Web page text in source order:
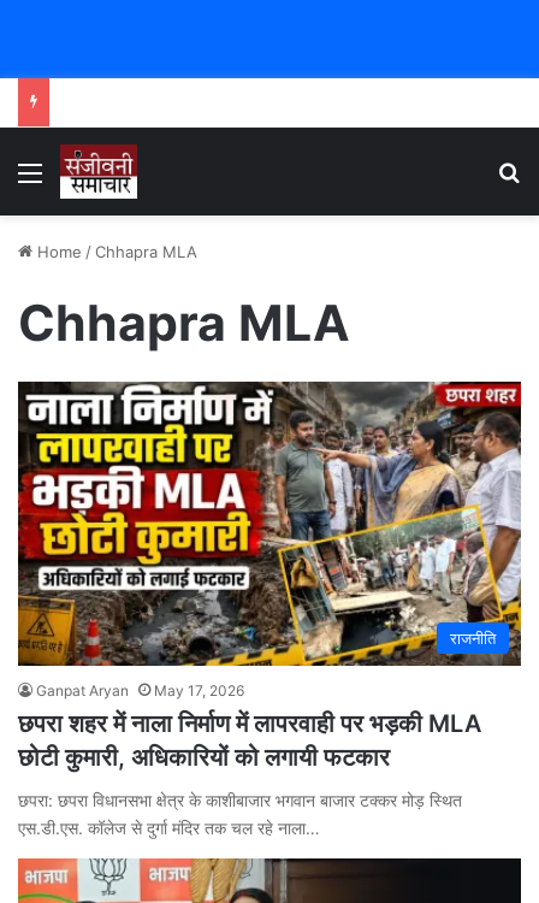
Menu
Home /Chhapra MLA
Chhapra MLA
राजनीति
Ganpat Aryan May 17, 2026
छपरा शहर में नाला निर्माण में लापरवाही पर भड़की MLA
छोटी कुमारी, अधिकारियों को लगायी फटकार
छपरा: छपरा विधानसभा क्षेत्र के काशीबाजार भगवान बाजार टक्कर मोड़ स्थित
एस.डी.एस. कॉलेज से दुर्गा मंदिर तक चल रहे नाला…